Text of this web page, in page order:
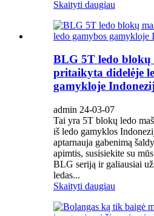
Skaityti daugiau
BLG 5T ledo blokų
pritaikyta didelėje
gamykloje
admin 24-03-07
Tai yra 5T blokų ledo
iš ledo gamyklos
aptarnauja gabenimą
apimtis, susisiekite su
BLG seriją ir galiausiai
ledas...
Skaityti daugiau